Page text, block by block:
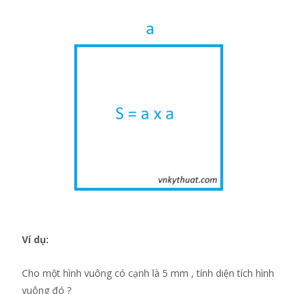
Ví dụ:
Cho một hình vuông có cạnh là 5 mm , tính diện tích hình
vuông đó ?